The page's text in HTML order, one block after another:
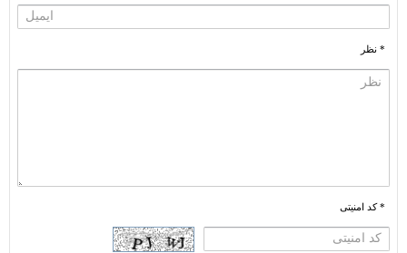
* نظر
* کد امنیتی